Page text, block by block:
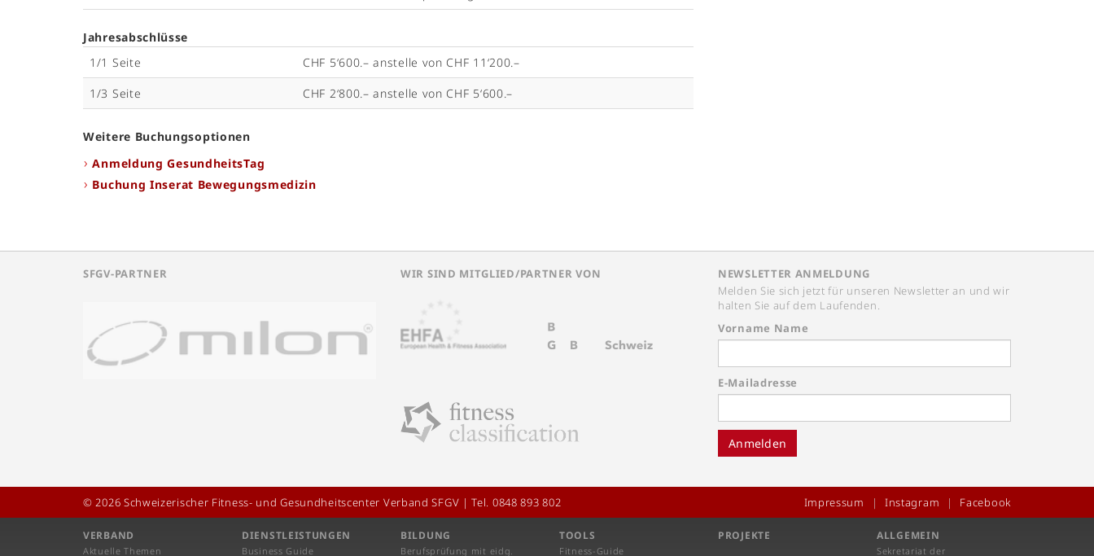
Jahresabschlüsse
1/1 Seite
CHF 5‘600.– anstelle von CHF 11‘200.–
1/3 Seite
CHF 2‘800.– anstelle von CHF 5‘600.–
Weitere Buchungsoptionen
Anmeldung GesundheitsTag
Buchung Inserat Bewegungsmedizin
SFGV-PARTNER WIR SIND MITGLIED/PARTNER VON
NEWSLETTER ANMELDUNG
Melden Sie sich jetzt für unseren Newsletter an und wir
halten Sie auf dem Laufenden.
Vorname Name
E-Mailadresse
Anmelden
© 2026 Schweizerischer Fitness- und Gesundheitscenter Verband SFGV | Tel. 0848 893 802 Impressum Instagram Facebook
VERBAND
Aktuelle Themen
DIENSTLEISTUNGEN
Business Guide
BILDUNG
Berufsprüfung mit eidg.
TOOLS
Fitness-Guide
PROJEKTE ALLGEMEIN
Sekretariat der